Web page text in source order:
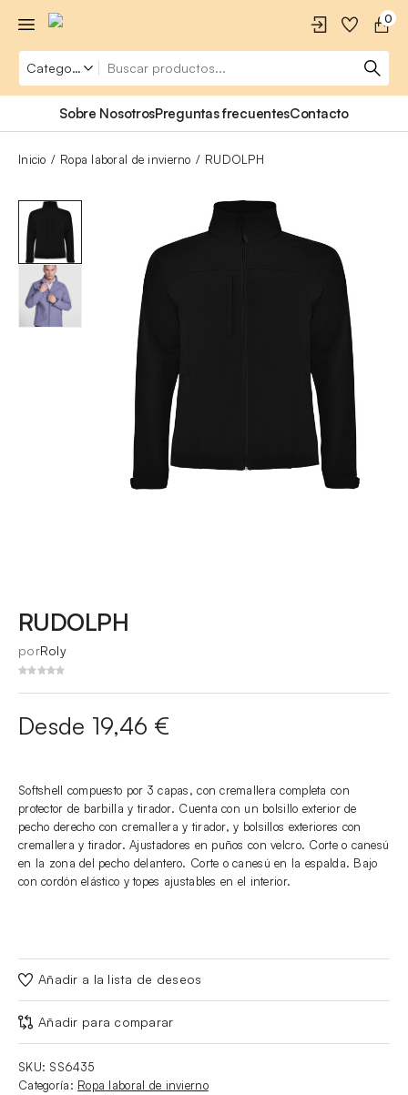
0
Sobre NosotrosPreguntas frecuentesContacto
Inicio Ropa laboral de invierno RUDOLPH
RUDOLPH
porRoly
Desde 19,46 €
Softshell compuesto por 3 capas, con cremallera completa con
protector de barbilla y tirador. Cuenta con un bolsillo exterior de
pecho derecho con cremallera y tirador, y bolsillos exteriores con
cremallera y tirador. Ajustadores en puños con velcro. Corte o canesú
en la zona del pecho delantero. Corte o canesú en la espalda. Bajo
con cordón elástico y topes ajustables en el interior.
Añadir a la lista de deseos
Añadir para comparar
SKU: SS6435
Categoría: Ropa laboral de invierno